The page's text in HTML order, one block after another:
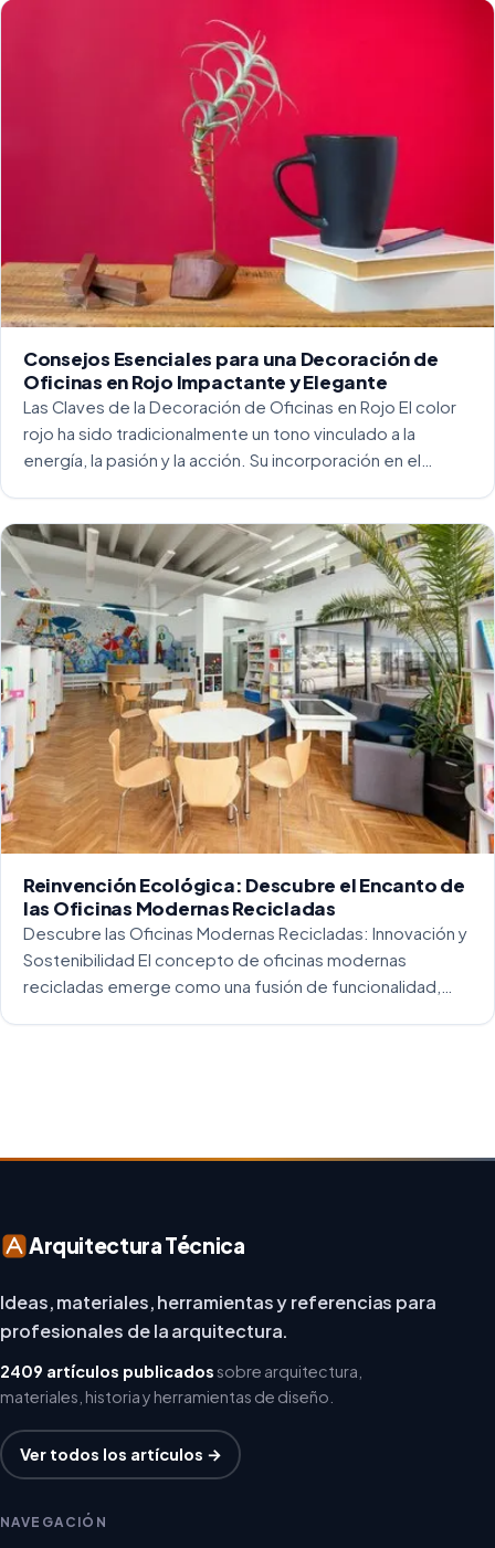
Consejos Esenciales para una Decoración de
Oficinas en Rojo Impactante y Elegante
Las Claves de la Decoración de Oficinas en Rojo El color
rojo ha sido tradicionalmente un tono vinculado a la
energía, la pasión y la acción. Su incorporación en el
Reinvención Ecológica: Descubre el Encanto de
las Oficinas Modernas Recicladas
Descubre las Oficinas Modernas Recicladas: Innovación y
Sostenibilidad El concepto de oficinas modernas
recicladas emerge como una fusión de funcionalidad,
Arquitectura Técnica
Ideas, materiales, herramientas y referencias para
profesionales de la arquitectura.
2409 artículos publicados sobre arquitectura,
materiales, historia y herramientas de diseño.
Ver todos los artículos →
NAVEGACIÓN